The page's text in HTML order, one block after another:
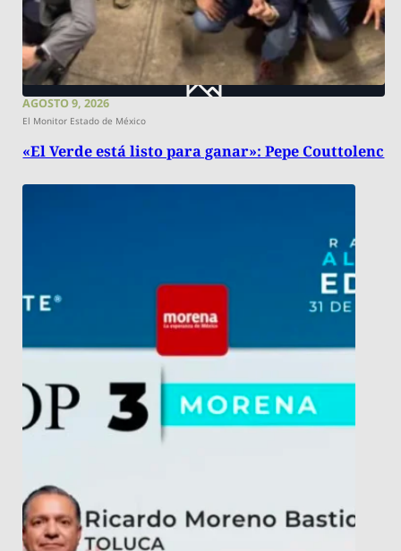
AGOSTO 9, 2026
El Monitor Estado de México
«El Verde está listo para ganar»: Pepe Couttolenc